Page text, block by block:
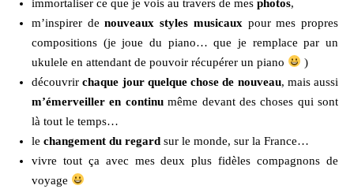
immortaliser ce que je vois au travers de mes photos,
m’inspirer denouveaux styles musicaux pour mes propres
compositions (je joue du piano… que je remplace par un
ukulele en attendant de pouvoir récupérer un piano
)
découvrirchaque jour quelque chose de nouveau, mais aussi
m’émerveiller en continumême devant des choses qui sont
là tout le temps…
le changement du regard sur le monde, sur la France…
vivre tout ça avec mes deux plus fidèles compagnons de
voyage